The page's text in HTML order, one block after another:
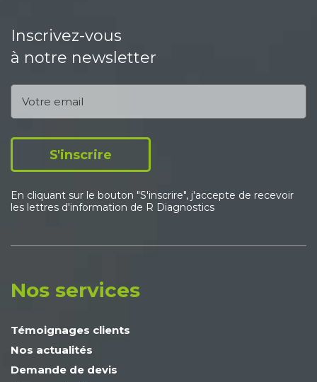
Inscrivez-vous
à notre newsletter
S'inscrire
En cliquant sur le bouton "S'inscrire", j'accepte de recevoir
les lettres d'information de R Diagnostics
Nos services
Témoignages clients
Nos actualités
Demande de devis